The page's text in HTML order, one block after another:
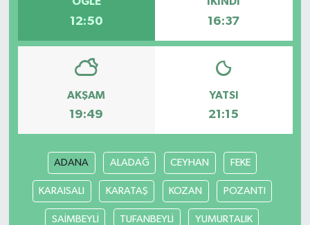
12:50 16:37
AKŞAM
19:49
YATSI
21:15
ADANA ALADAĞ CEYHAN FEKE
KARAISALI KARATAŞ KOZAN POZANTI
SAİMBEYLİ TUFANBEYLİ YUMURTALIK